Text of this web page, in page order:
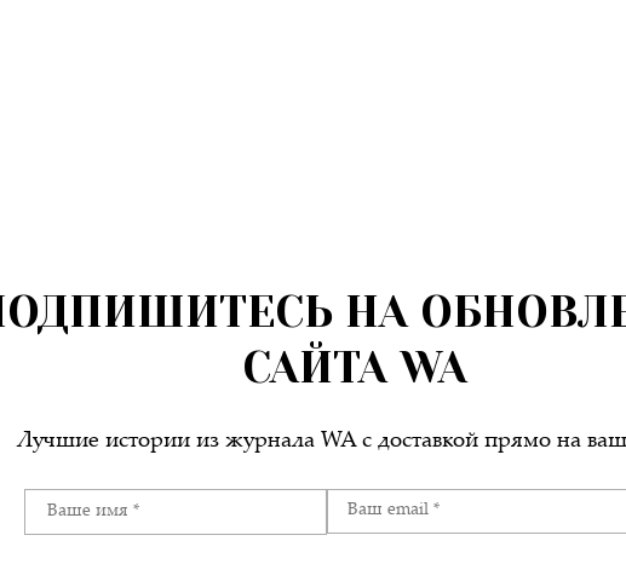
НА
САЙТА WA
Лучшие истории из журнала WA c доставкой прямо на